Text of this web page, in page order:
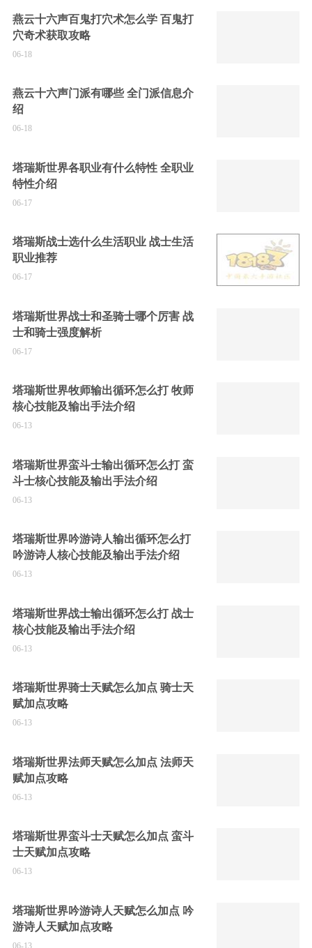
燕云十六声百鬼打穴术怎么学 百鬼打
穴奇术获取攻略
06-18
燕云十六声门派有哪些 全门派信息介
绍
06-18
塔瑞斯世界各职业有什么特性 全职业
特性介绍
06-17
塔瑞斯战士选什么生活职业 战士生活
职业推荐
06-17
塔瑞斯世界战士和圣骑士哪个厉害 战
士和骑士强度解析
06-17
塔瑞斯世界牧师输出循环怎么打 牧师
核心技能及输出手法介绍
06-13
塔瑞斯世界蛮斗士输出循环怎么打 蛮
斗士核心技能及输出手法介绍
06-13
塔瑞斯世界吟游诗人输出循环怎么打
吟游诗人核心技能及输出手法介绍
06-13
塔瑞斯世界战士输出循环怎么打 战士
核心技能及输出手法介绍
06-13
塔瑞斯世界骑士天赋怎么加点 骑士天
赋加点攻略
06-13
塔瑞斯世界法师天赋怎么加点 法师天
赋加点攻略
06-13
塔瑞斯世界蛮斗士天赋怎么加点 蛮斗
士天赋加点攻略
06-13
塔瑞斯世界吟游诗人天赋怎么加点 吟
游诗人天赋加点攻略
06-13